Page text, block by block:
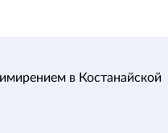
в Костанайской